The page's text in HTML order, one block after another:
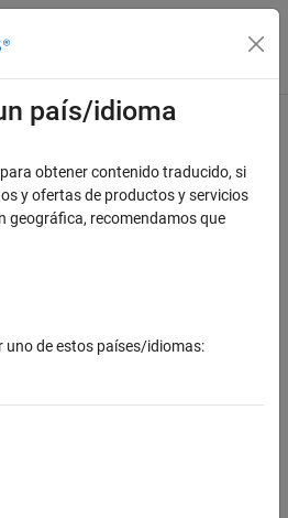
de navegación
útil fue esta traducción?
país/idioma
obtener contenido traducido, si
y ofertas de productos y servicios
geográfica, recomendamos que
uno de estos países/idiomas: